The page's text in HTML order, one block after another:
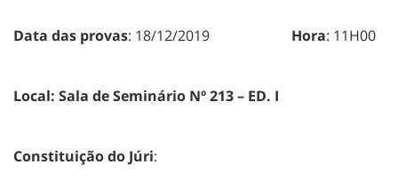
Data das provas: 18/12/2019 Hora: 11H00
Local: Sala de Seminário Nº 213 – ED. I
Constituição do Júri: